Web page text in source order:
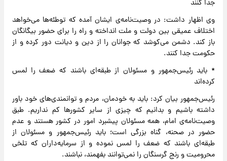
جدا کنند
وی اظهار داشت: در وصیت‌نامه‌ی ایشان آمده که توطئه‌ها می‌خواهد
اختلاف عمیقی بین دولت و ملت انداخته و راه را برای حضور بیگانگان
باز کند. دشمن می‌کوشد که جوانان را از دین و دیانت دور کرده و از
حکومت جدا کنند.
* باید رئیس‌جمهور و مسئولان از طبقه‌ای باشند که ضعف را لمس
کرده‌اند
رئیس‌جمهور بیان کرد: باید به خودمان، مردم و توانمندی‌های خود باور
داشته باشیم و بدانیم که چیزی از سایر کشورها کم نداریم. طبق
وصیت‌نامه‌ی امام، همه مسئولان پیشبرد امور در کشور هستند و عدم
حضور در صحنه، گناه بزرگی است؛ باید رئیس‌جمهور و مسئولان از
طبقه‌ای باشند که ضعف را لمس نموده و از سرمایه‌داران که تلخی
محرومیت و رنج گرسنگان را نمی‌توانند بفهمند، نباشند.